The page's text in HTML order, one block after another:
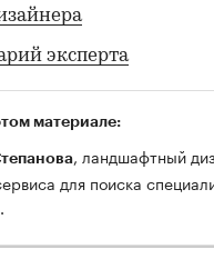
эксперта
материале:
, ландшафтный
для поиска